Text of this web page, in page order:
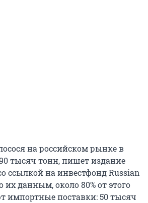
на российском рынке в
90 тысяч тонн, пишет издание
ссылкой на инвестфонд Russian
их данным, около 80% от этого
импортные поставки: 50 тысяч